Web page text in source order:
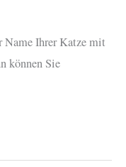
Name Ihrer Katze mit
können Sie